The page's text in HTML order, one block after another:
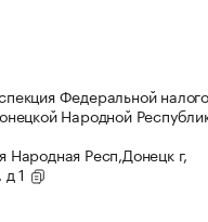
Федеральной
Народной
Респ,Донецк г,
1